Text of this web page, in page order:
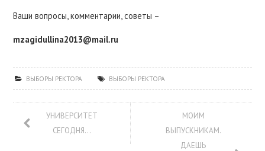
Ваши вопросы, комментарии, советы –
mzagidullina2013@mail.ru
ВЫБОРЫ РЕКТОРА ВЫБОРЫ РЕКТОРА
УНИВЕРСИТЕТ
СЕГОДНЯ…
МОИМ
ВЫПУСКНИКАМ.
ДАЕШЬ